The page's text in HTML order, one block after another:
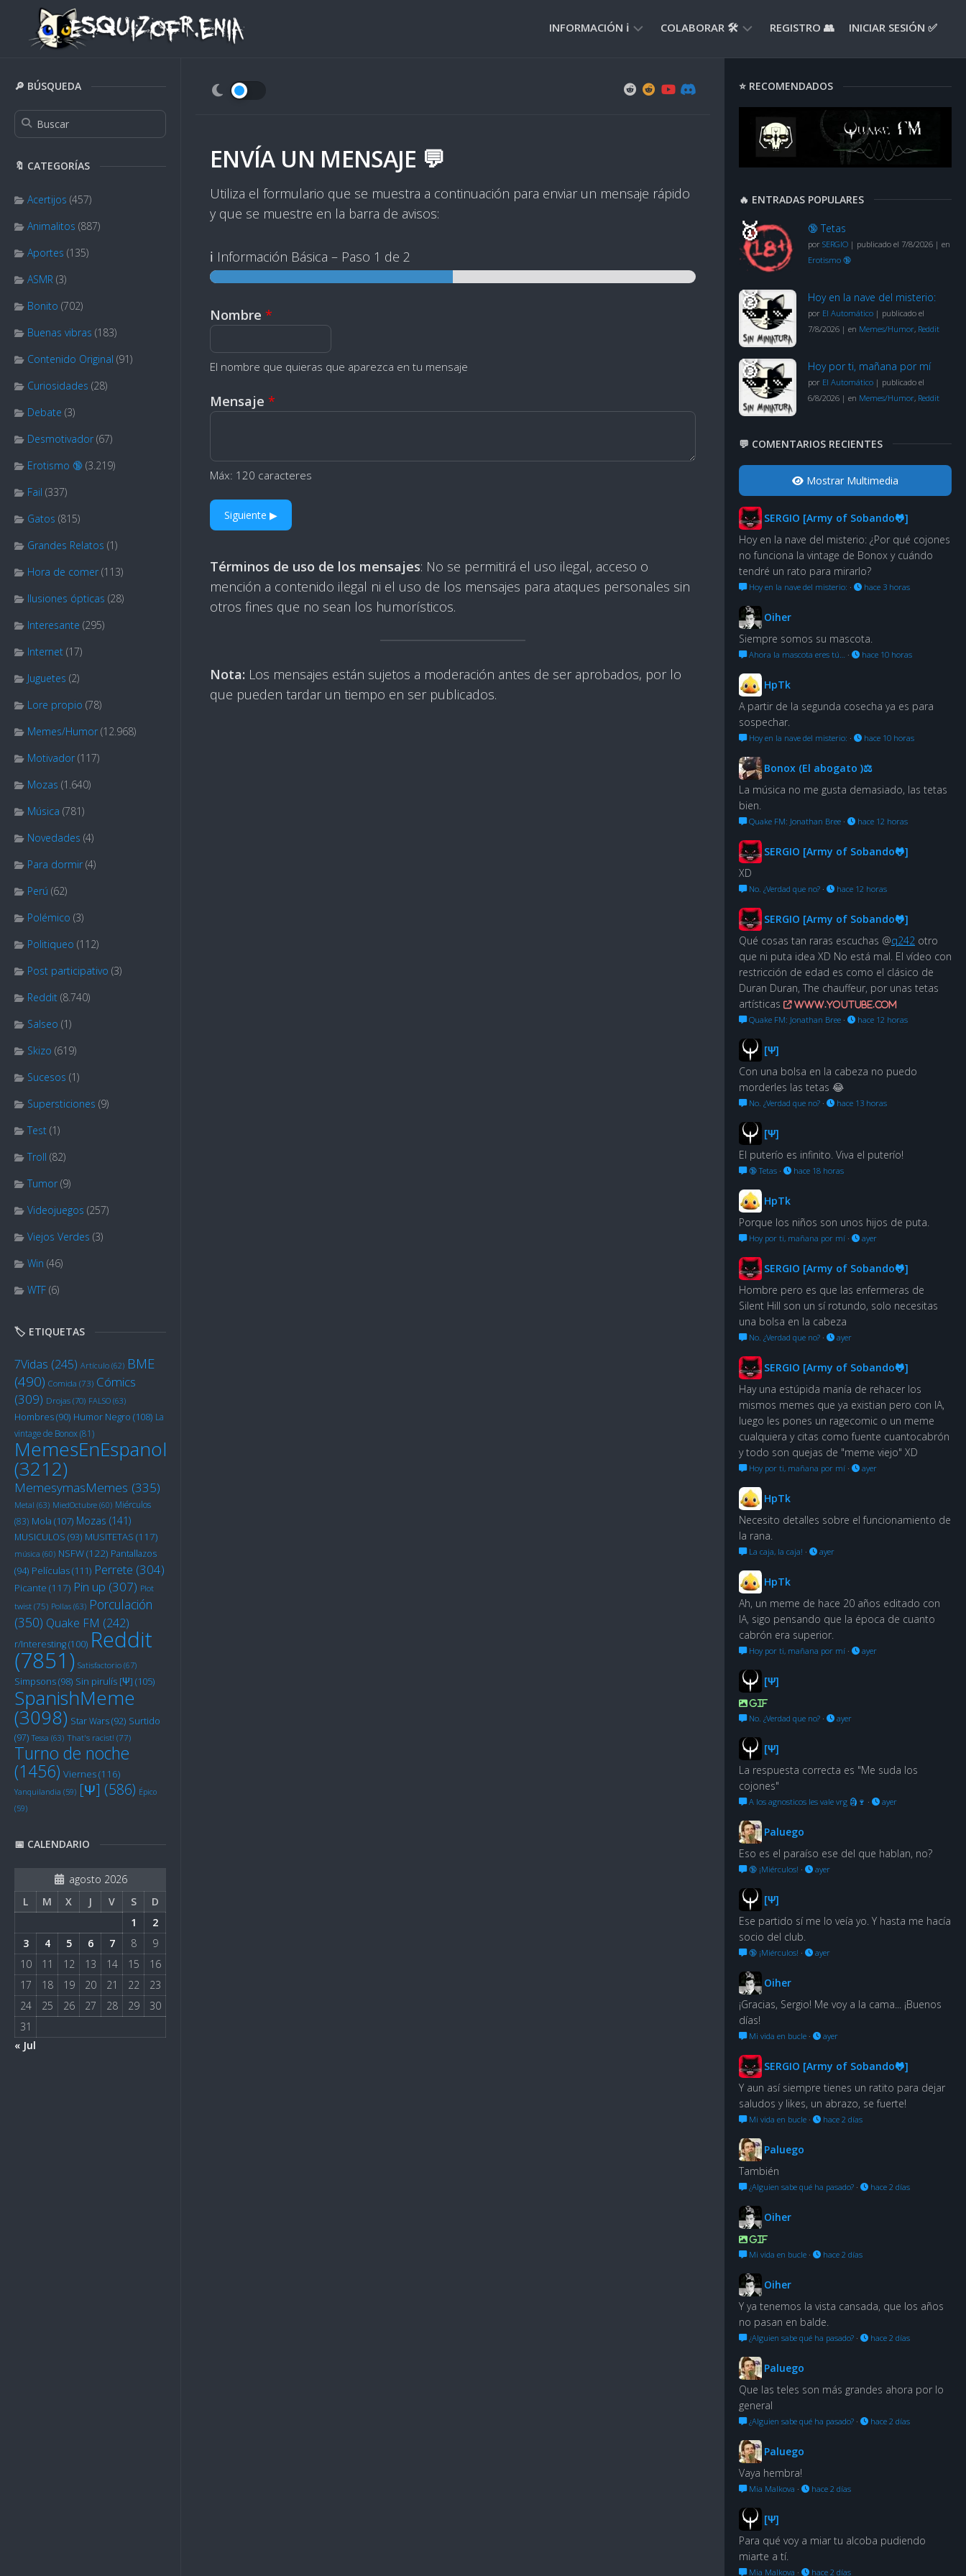
content
INFORMACIÓN ℹ️ COLABORAR 🛠️
APORTE
SUGERENCIAS
💡
REGISTRO 👥 INICIAR SESIÓN ✅
🔎 BÚSQUEDA
🔖 CATEGORÍAS
Acertijos (457)
Animalitos (887)
Aportes (135)
ASMR (3)
Bonito (702)
Buenas vibras (183)
Contenido Original (91)
Curiosidades (28)
Debate (3)
Desmotivador (67)
Erotismo 🔞 (3.219)
Fail (337)
Gatos (815)
Grandes Relatos (1)
Hora de comer (113)
Ilusiones ópticas (28)
Interesante (295)
Internet (17)
Juguetes (2)
Lore propio (78)
Memes/Humor (12.968)
Motivador (117)
Mozas (1.640)
Música (781)
Novedades (4)
Para dormir (4)
Perú (62)
Polémico (3)
Politiqueo (112)
Post participativo (3)
Reddit (8.740)
Salseo (1)
Skizo (619)
Sucesos (1)
Supersticiones (9)
Test (1)
Troll (82)
Tumor (9)
Videojuegos (257)
Viejos Verdes (3)
Win (46)
WTF (6)
🏷️ ETIQUETAS
7Vidas (245) Artículo (62) BME
(490) Comida (73) Cómics
(309) Drojas (70) FALSO (63)
Hombres(90) Humor Negro (108) La
vintage de Bonox(81)
MemesEnEspanol
(3212)
MemesymasMemes (335)
Metal (63) MiedOctubre (60) Miérculos
(83) Mola (107) Mozas (141)
MUSICULOS (93) MUSITETAS (117)
música (60) NSFW(122) Pantallazos
(94) Películas(111) Perrete (304)
Picante (117) Pin up (307) Plot
twist (75) Pollas (63) Porculación
(350) Quake FM (242)
r/Interesting(100) Reddit
(7851) Satisfactorio (67)
Simpsons(98) Sin pirulís [Ψ] (105)
SpanishMeme
(3098) Star Wars(92) Surtido
(97) Tessa (63) That's racist! (77)
Turno de noche
(1456) Viernes(116)
Yanquilandia (59) [Ψ] (586) Épico
(59)
📅 CALENDARIO
agosto 2026
L
M X J V S
D
1
2
3
4 5 6 7 8
9
10
11 12 13 14 15
16
17
18 19 20 21 22
23
24
25 26 27 28 29
30
31
« Jul
ENVÍA UN MENSAJE 💬
Utiliza el formulario que se muestra a continuación para enviar un mensaje rápido
y que se muestre en la barra de avisos:
ℹ️ Información Básica – Paso 1 de 2
H
u
m
a
o
u
a
n
?
Nombre *
El nombre que quieras que aparezca en tu mensaje
Mensaje *
Máx: 120 caracteres
Siguiente ▶
Términos de uso de los mensajes: No se permitirá el uso ilegal, acceso o
mención a contenido ilegal ni el uso de los mensajes para ataques personales sin
otros fines que no sean los humorísticos.
Nota: Los mensajes están sujetos a moderación antes de ser aprobados, por lo
que pueden tardar un tiempo en ser publicados.
⭐ RECOMENDADOS
🔥 ENTRADAS POPULARES
🔞 Tetas
por SERGIO | publicado el 7/8/2026 | en
Erotismo 🔞
Hoy en la nave del misterio:
por El Automático | publicado el
7/8/2026 | en Memes/Humor, Reddit
Hoy por ti, mañana por mí
por El Automático | publicado el
6/8/2026 | en Memes/Humor, Reddit
💬 COMENTARIOS RECIENTES
Mostrar Multimedia
SERGIO [Army of Sobando🐸]
Hoy en la nave del misterio: ¿Por qué cojones
no funciona la vintage de Bonox y cuándo
tendré un rato para mirarlo?
Hoy en la nave del misterio: · hace 3 horas
Oiher
Siempre somos su mascota.
Ahora la mascota eres tú… · hace 10 horas
HpTk
A partir de la segunda cosecha ya es para
sospechar.
Hoy en la nave del misterio: · hace 10 horas
Bonox (El abogato )⚖
La música no me gusta demasiado, las tetas
bien.
Quake FM: Jonathan Bree · hace 12 horas
SERGIO [Army of Sobando🐸]
XD
No. ¿Verdad que no? · hace 12 horas
SERGIO [Army of Sobando🐸]
Qué cosas tan raras escuchas @q242 otro
que ni puta idea XD No está mal. El vídeo con
restricción de edad es como el clásico de
Duran Duran, The chauffeur, por unas tetas
artísticas
www.youtube.com
Quake FM: Jonathan Bree · hace 12 horas
[Ψ]
Con una bolsa en la cabeza no puedo
morderles las tetas 😂
No. ¿Verdad que no? · hace 13 horas
[Ψ]
El puterío es infinito. Viva el puterío!
🔞 Tetas · hace 18 horas
HpTk
Porque los niños son unos hijos de puta.
Hoy por ti, mañana por mí · ayer
SERGIO [Army of Sobando🐸]
Hombre pero es que las enfermeras de
Silent Hill son un sí rotundo, solo necesitas
una bolsa en la cabeza
No. ¿Verdad que no? · ayer
SERGIO [Army of Sobando🐸]
Hay una estúpida manía de rehacer los
mismos memes que ya existian pero con IA,
luego les pones un ragecomic o un meme
cualquiera y citas como fuente cuantocabrón
y todo son quejas de "meme viejo" XD
Hoy por ti, mañana por mí · ayer
HpTk
Necesito detalles sobre el funcionamiento de
la rana.
La caja, la caja! · ayer
HpTk
Ah, un meme de hace 20 años editado con
IA, sigo pensando que la época de cuanto
cabrón era superior.
Hoy por ti, mañana por mí · ayer
[Ψ]
GIF
No. ¿Verdad que no? · ayer
[Ψ]
La respuesta correcta es "Me suda los
cojones"
A los agnosticos les vale vrg 🗿🍷 · ayer
Paluego
Eso es el paraíso ese del que hablan, no?
🔞 ¡Miérculos! · ayer
[Ψ]
Ese partido sí me lo veía yo. Y hasta me hacía
socio del club.
🔞 ¡Miérculos! · ayer
Oiher
¡Gracias, Sergio! Me voy a la cama... ¡Buenos
días!
Mi vida en bucle · ayer
SERGIO [Army of Sobando🐸]
Y aun así siempre tienes un ratito para dejar
saludos y likes, un abrazo, se fuerte!
Mi vida en bucle · hace 2 días
Paluego
También
¿Alguien sabe qué ha pasado? · hace 2 días
Oiher
GIF
Mi vida en bucle · hace 2 días
Oiher
Y ya tenemos la vista cansada, que los años
no pasan en balde.
¿Alguien sabe qué ha pasado? · hace 2 días
Paluego
Que las teles son más grandes ahora por lo
general
¿Alguien sabe qué ha pasado? · hace 2 días
Paluego
Vaya hembra!
Mia Malkova · hace 2 días
[Ψ]
Para qué voy a miar tu alcoba pudiendo
miarte a tí.
Mia Malkova · hace 2 días